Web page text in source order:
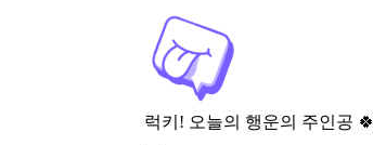
럭키! 오늘의 행운의 주인공 🍀